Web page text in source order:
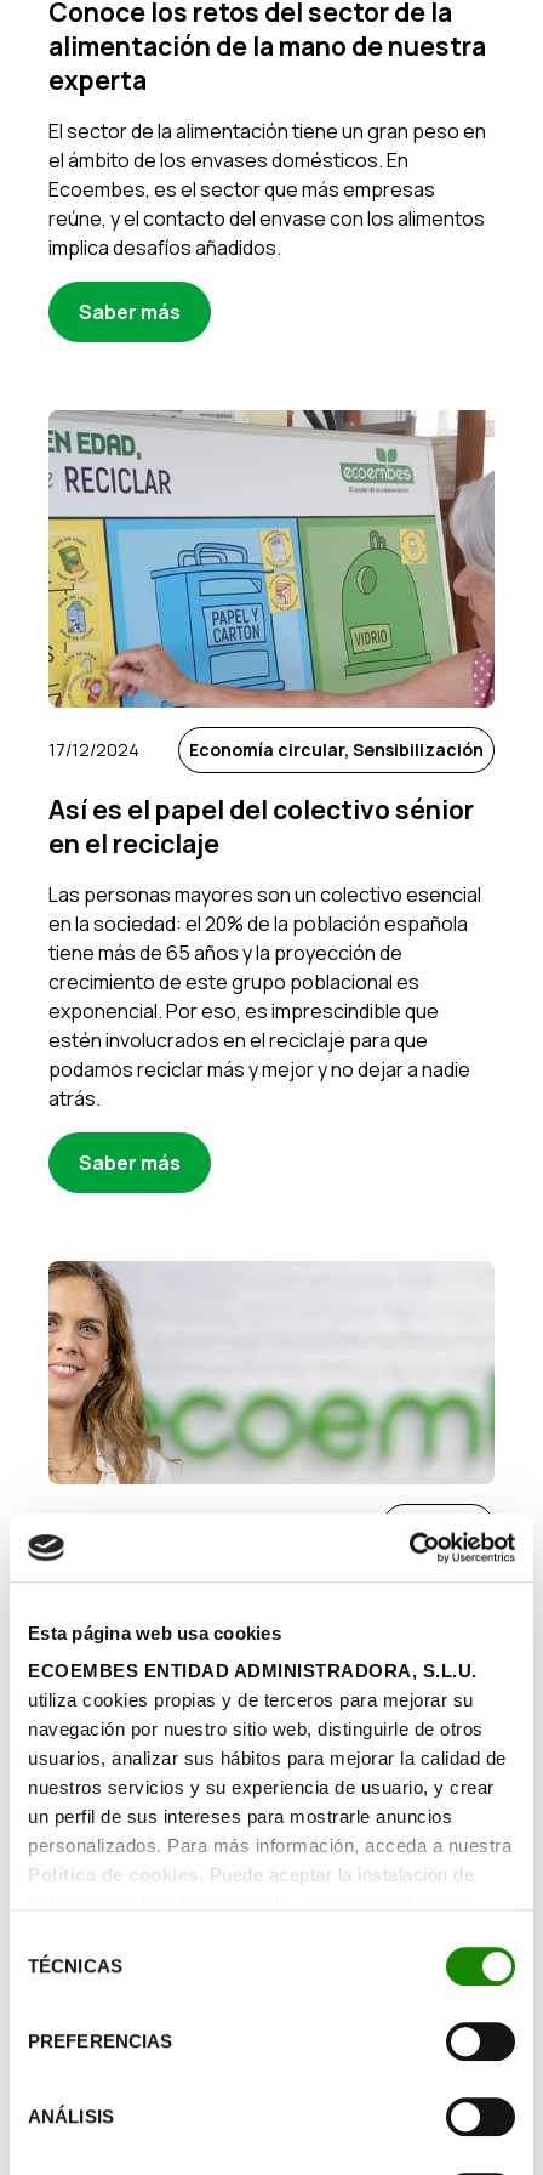
Esta página web usa cookies
ECOEMBES ENTIDAD ADMINISTRADORA, S.L.U.
utiliza cookies propias y de terceros para mejorar su
navegación por nuestro sitio web, distinguirle de otros
usuarios, analizar sus hábitos para mejorar la calidad de
nuestros servicios y su experiencia de usuario, y crear
un perfil de sus intereses para mostrarle anuncios
personalizados. Para más información, acceda a nuestra
Política de cookies. Puede aceptar la instalación de
botón “Configurar cookies”, o rechazar su instalación,
TÉCNICAS
PREFERENCIAS
ANÁLISIS
Conoce los retos del sector de la
alimentación de la mano de nuestra
experta
El sector de la alimentación tiene un gran peso en
el ámbito de los envases domésticos. En
Ecoembes, es el sector que más empresas
reúne, y el contacto del envase con los alimentos
implica desafíos añadidos.
Saber más
17/12/2024 Economía circular, Sensibilización
Así es el papel del colectivo sénior
en el reciclaje
Las personas mayores son un colectivo esencial
en la sociedad: el 20% de la población española
tiene más de 65 años y la proyección de
crecimiento de este grupo poblacional es
exponencial. Por eso, es imprescindible que
estén involucrados en el reciclaje para que
podamos reciclar más y mejor y no dejar a nadie
atrás.
Saber más
Conoce los retos del sector retail
de la mano de nuestra coordinadora
El retail se enfrenta a nuevos retos en su camino
hacia la economía circular. Es un sector
fundamental, que estimula el consumo y actúa
como puente entre productores y…
Saber más